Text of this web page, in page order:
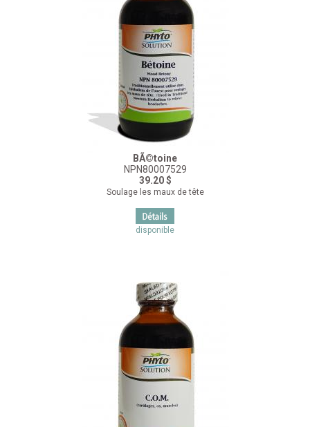
BÃ©toine
NPN80007529
39.20 $
Soulage les maux de tête
disponible